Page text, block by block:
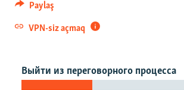
QANUNI DOĞRU
ARAŞDIRMA
VIDEO
RADIO ARXIV
Paylaş
VPN-siz açmaq
Выйти из переговорного процесса